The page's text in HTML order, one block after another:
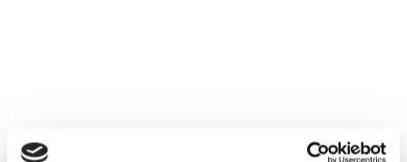
16 Luglio 2021